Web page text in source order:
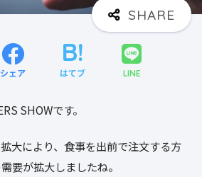
シェア はてブ LINE
SHOWです。
大により、食事を出前で注文する方
要が拡大しましたね。